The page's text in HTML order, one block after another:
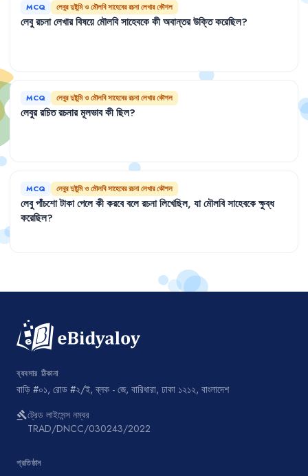
MCQ লেবুর দুষ্টুমি ও মৌলবি সাহেবের রচনা লেখার কৌশল
লেবুরচনালেখারবিষয়েমৌলবিসাহেবকেকীঅবান্তরউক্তিকরেছিল?
MCQ লেবুর দুষ্টুমি ও মৌলবি সাহেবের রচনা লেখার কৌশল
লেবুররচিতরচনারমূলভাবকীছিল?
MCQ লেবুর দুষ্টুমি ও মৌলবি সাহেবের রচনা লেখার কৌশল
লেবুপাঁচশোটাকাপেলেকীকরবেবলেরচনালিখেছিল, যামৌলবিসাহেবকেক্ষুব্ধ
করেছিল?
ব্যবসার ঠিকানা
বাড়ি #০১, রোড #২/ই, ব্লক - জে, বারিধারা, ঢাকা ১২১২, বাংলাদেশ
gavelট্রেড লাইসেন্স নম্বর
TRAD/DNCC/030243/2022
প্রতিষ্ঠান